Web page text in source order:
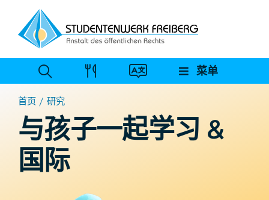
容
菜单
首页 研究
与孩子一起学习 &
国际